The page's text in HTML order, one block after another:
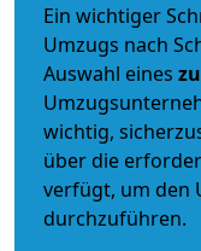
Ein wichtiger
Umzugs nach
Auswahl eines
wichtig,
über die
verfügt, um den
durchzuführen.